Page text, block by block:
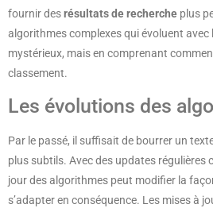
fournir desrésultats de recherche plus
algorithmes complexes qui évoluent avec
mystérieux, mais en comprenant
classement.
Les évolutions des
Par le passé, il suffisait de bourrer un
plus subtils. Avec des updates régulières
jour des algorithmes peut modifier la
s’adapter en conséquence. Les mises à